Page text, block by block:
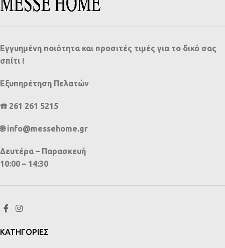
Εγγυημένη ποιότητα και προσιτές τιμές για το δικό σας
σπίτι !
Εξυπηρέτηση Πελατών
☎️ 261 261 5215
🌐 info@messehome.gr
Δευτέρα – Παρασκευή
10:00 – 14:30
ΚΑΤΗΓΟΡΙΕΣ